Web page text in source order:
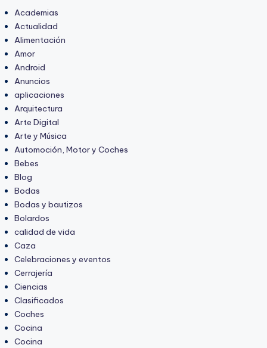
Academias
Actualidad
Alimentación
Amor
Android
Anuncios
aplicaciones
Arquitectura
Arte Digital
Arte y Música
Automoción, Motor y Coches
Bebes
Blog
Bodas
Bodas y bautizos
Bolardos
calidad de vida
Caza
Celebraciones y eventos
Cerrajería
Ciencias
Clasificados
Coches
Cocina
Cocina